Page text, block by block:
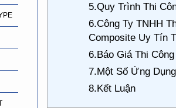
5.Quy Trình Thi
6.Công Ty TNHH
Composite Uy Tín
6.Báo Giá Thi
7.Một Số Ứng
8.Kết Luận